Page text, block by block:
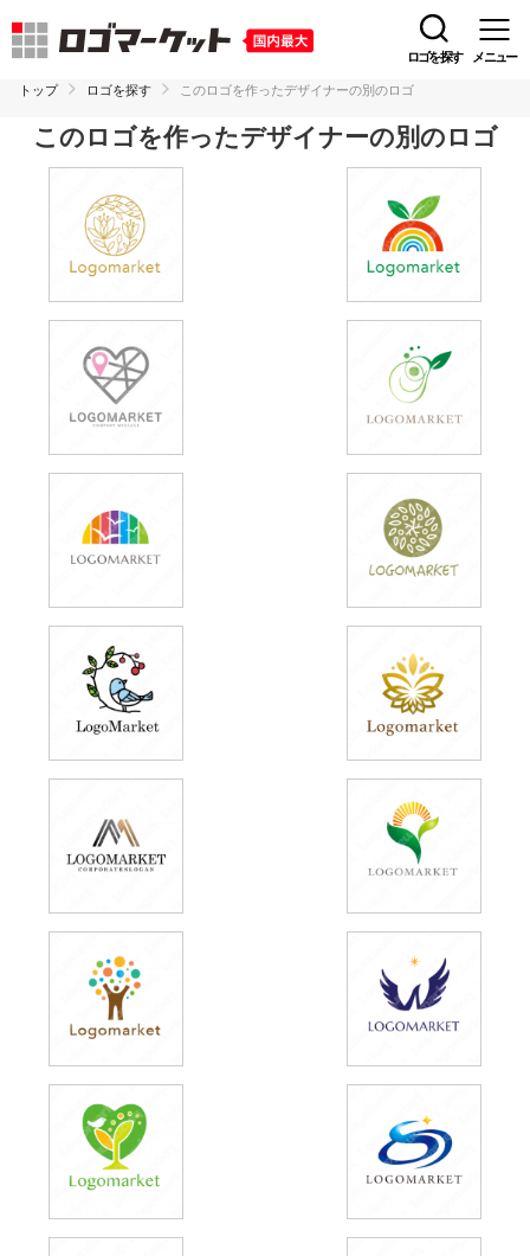
ロゴを探す メニュー
トップ ロゴを探す このロゴを作ったデザイナーの別のロゴ
このロゴを作ったデザイナーの別のロゴ